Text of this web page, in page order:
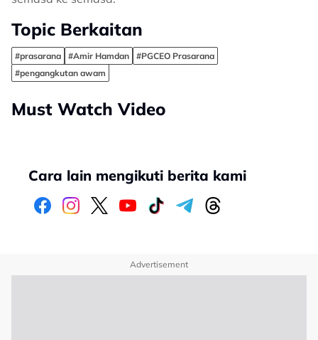
Topic Berkaitan
#prasarana #Amir Hamdan
#PGCEO Prasarana
#pengangkutan awam
Must Watch Video
Cara lain mengikuti berita kami
Advertisement